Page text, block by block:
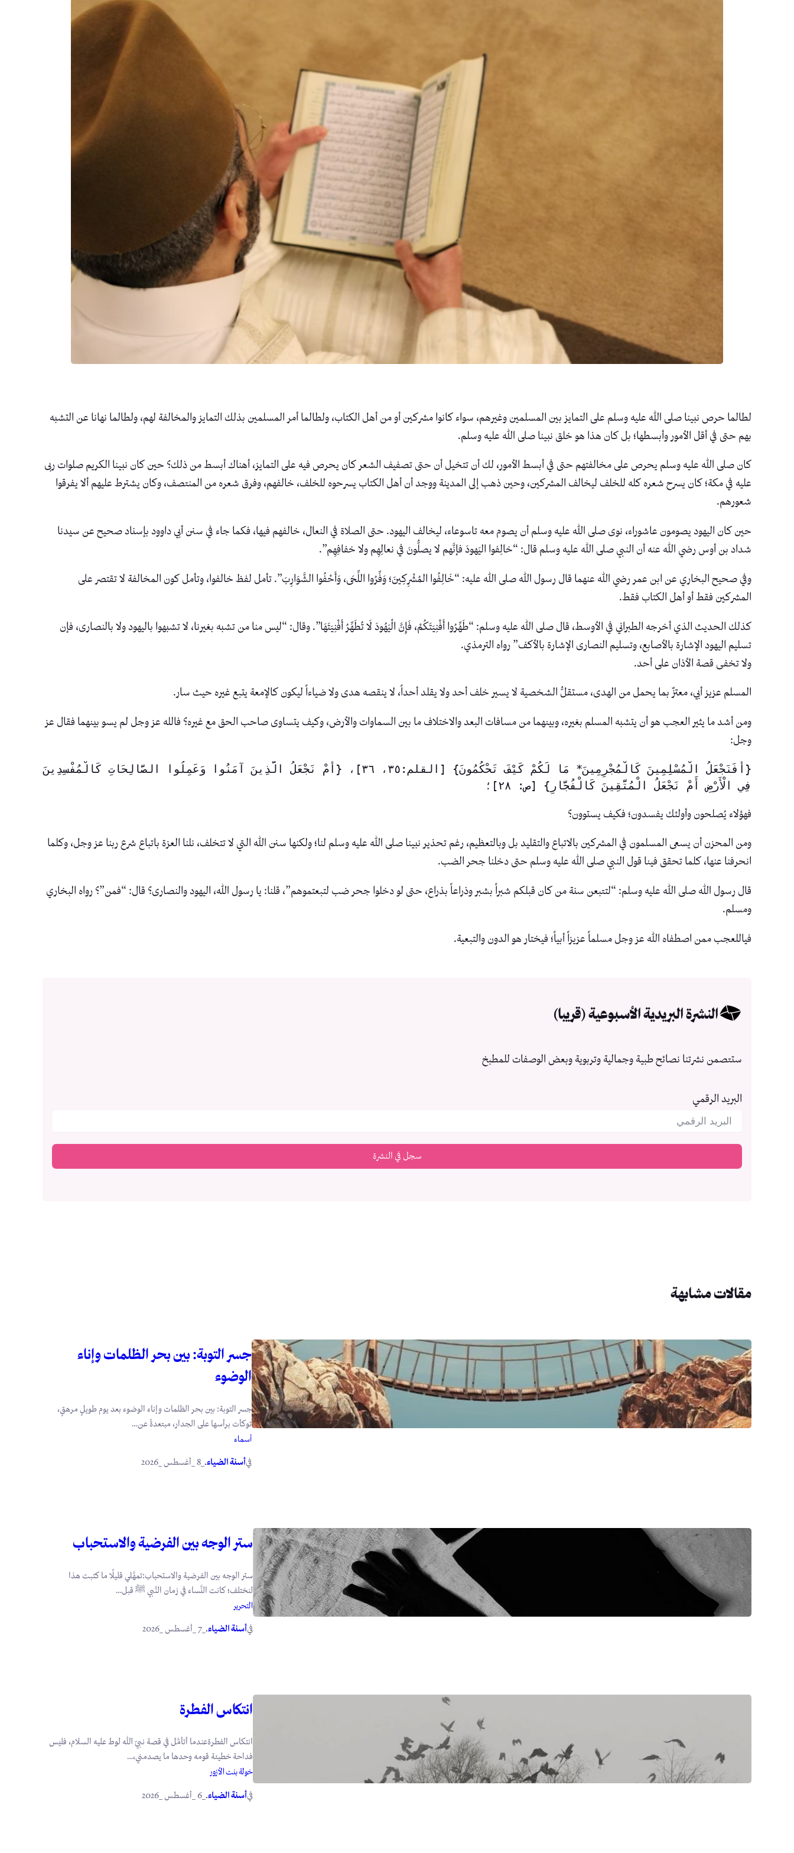
لطالما حرص نبينا صلى الله عليه وسلم على التمايز بين المسلمين وغيرهم، سواء كانوا مشركين أو من أهل الكتاب، ولطالما أمر المسلمين بذلك التمايز والمخالفة لهم، ولطالما نهانا عن التشبه
بهم حتى في أقل الأمور وأبسطها؛ بل كان هذا هو خلق نبينا صلى الله عليه وسلم.
كان صلى الله عليه وسلم يحرص على مخالفتهم حتى في أبسط الأمور، لك أن تتخيل أن حتى تصفيف الشعر كان يحرص فيه على التمايز، أهناك أبسط من ذلك؟ حين كان نبينا الكريم صلوات ربى
عليه في مكة؛ كان يسرح شعره كله للخلف ليخالف المشركين، وحين ذهب إلى المدينة ووجد أن أهل الكتاب يسرحوه للخلف، خالفهم، وفرق شعره من المنتصف، وكان يشترط عليهم ألا يفرقوا
شعورهم.
حين كان اليهود يصومون عاشوراء، نوى صلى الله عليه وسلم أن يصوم معه تاسوعاء، ليخالف اليهود. حتى الصلاة في النعال، خالفهم فيها، فكما جاء في سنن أبي داوود بإسناد صحيح عن سيدنا
شداد بن أوس رضي الله عنه أن النبي صلى الله عليه وسلم قال: “خالِفوا اليَهودَ فإنَّهم لا يصلُّونَ في نعالِهِم ولا خفافِهِم”.
وفي صحيح البخاري عن ابن عمر رضي الله عنهما قال رسول الله صلى الله عليه: “خَالِفُوا المُشْرِكِينَ؛ وَفِّرُوا اللِّحَى، وَأَحْفُوا الشَّوَارِبَ”. تأمل لفظ خالفوا، وتأمل كون المخالفة لا تقتصر على
المشركين فقط أو أهل الكتاب فقط.
كذلك الحديث الذي أخرجه الطبراني في الأوسط، قال صلى الله عليه وسلم: “طَهِّرُوا أَفْنِيَتَكُمْ، فَإِنَّ الْيَهُودَ لَا تُطَهِّرُ أَفْنِيَتَهَا”. وقال: “ليس منا من تشبه بغيرنا، لا تشبهوا باليهود ولا بالنصارى، فإن
تسليم اليهود الإشارة بالأصابع، وتسليم النصارى الإشارة بالأكف” رواه الترمذي.
ولا تخفى قصة الأذان على أحد.
المسلم عزيز أبي، معتزٌ بما يحمل من الهدى، مستقلُّ الشخصية لا يسير خلف أحد ولا يقلد أحداً، لا ينقصه هدى ولا ضياءاً ليكون كالإمعة يتبع غيره حيث سار.
ومن أشد ما يثير العجب هو أن يتشبه المسلم بغيره، وبينهما من مسافات البعد والاختلاف ما بين السماوات والأرض، وكيف يتساوى صاحب الحق مع غيره؟ فالله عز وجل لم يسو بينهما فقال عز
وجل:
{أَفَنَجْعَلُ الْمُسْلِمِينَ كَالْمُجْرِمِينَ* مَا لَكُمْ كَيْفَ تَحْكُمُونَ} [القلم:٣٥، ٣٦]، {أَمْ نَجْعَلُ الَّذِينَ آمَنُوا وَعَمِلُوا الصَّالِحَاتِ كَالْمُفْسِدِينَ
فِي الْأَرْضِ أَمْ نَجْعَلُ الْمُتَّقِينَ كَالْفُجَّارِ} [ص: ٢٨]؛
فهؤلاء يُصلحون وأولئك يفسدون؛ فكيف يستوون؟
ومن المحزن أن يسعى المسلمون في المشركين بالاتباع والتقليد بل وبالتعظيم، رغم تحذير نبينا صلى الله عليه وسلم لنا؛ ولكنها سنن الله التي لا تتخلف، نلنا العزة باتباع شرع ربنا عز وجل، وكلما
انحرفنا عنها، كلما تحقق فينا قول النبي صلى الله عليه وسلم حتى دخلنا جحر الضب.
قال رسول الله صلى الله عليه وسلم: “لتتبعن سنة من كان قبلكم شبراً بشبر وذراعاً بذراع، حتى لو دخلوا جحر ضب لتبعتموهم”، قلنا: يا رسول الله، اليهود والنصارى؟ قال: “فمن”؟ رواه البخاري
ومسلم.
فياللعجب ممن اصطفاه الله عز وجل مسلماً عزيزاً أبياً؛ فيختار هو الدون والتبعية.
النشرة البريدية الأسبوعية (قريبا)
ستتصمن نشرتنا نصائح طبية وجمالية وتربوية وبعض الوصفات للمطبخ
البريد الرقمي
سجل في النشرة
مقالات مشابهة
جسر التوبة: بين بحر الظلمات وإناء
الوضوء
جسر التوبة: بين بحر الظلمات وإناء الوضوء بعد يوم طويلٍ مرهقٍ،
توكأت برأسها على الجدار، مبتعدةً عن…
أسماء
فيأسنة الضياء. _8 _أغسطس _2026
ستر الوجه بين الفرضية والاستحباب
ستر الوجه بين الفرضية والاستحباب:تمهَّلي قليلًا ما كتبت هذا
لنختلف؛ كانت النَّساء في زمان النَّبي ﷺ قبل…
التحرير
فيأسنة الضياء.
انتكاس الفطرة
انتكاس الفطرةعندما أتأمَّل في قصة نبيّ الله لوط عليه السلام، فليس
فداحة خطيئة قومه وحدها ما يصدمني،…
خولة بنت الأزور
فيأسنة الضياء.